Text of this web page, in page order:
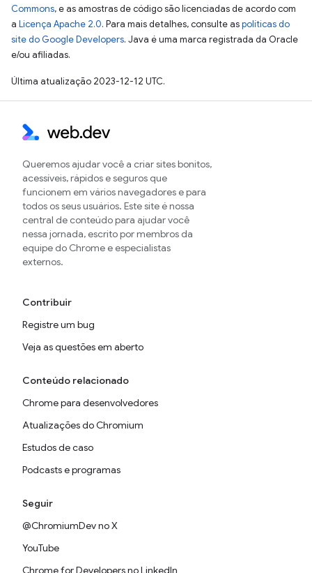
Commons, e as amostras de código são licenciadas de acordo com
a Licença Apache 2.0. Para mais detalhes, consulte aspolíticas do
site do Google Developers. Java é uma marca registrada da Oracle
e/ou afiliadas.
Última atualização 2023-12-12 UTC.
Queremos ajudar você a criar sites bonitos,
acessíveis, rápidos e seguros que
funcionem em vários navegadores e para
todos os seus usuários. Este site é nossa
central de conteúdo para ajudar você
nessa jornada, escrito por membros da
equipe do Chrome e especialistas
externos.
Contribuir
Registre um bug
Veja as questões em aberto
Conteúdo relacionado
Chrome para desenvolvedores
Atualizações do Chromium
Estudos de caso
Podcasts e programas
Seguir
@ChromiumDev no X
YouTube
Chrome for Developers no LinkedIn